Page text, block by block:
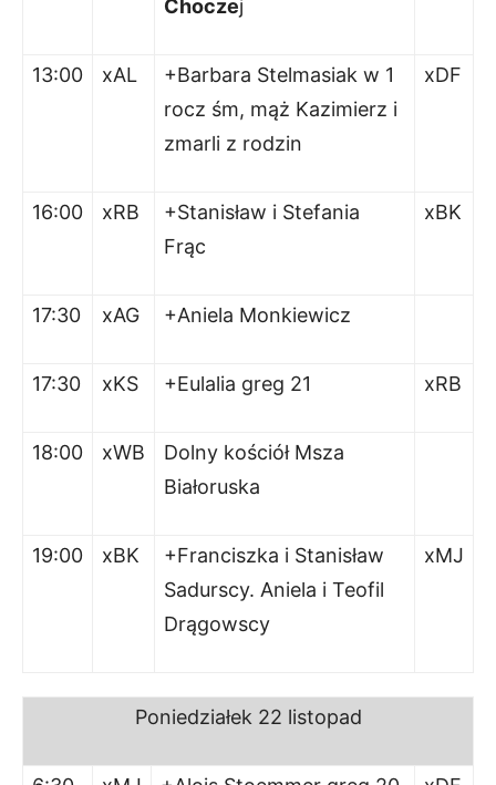
Choczej
13:00 xAL
+Barbara Stelmasiak w 1
rocz śm, mąż Kazimierz i
zmarli z rodzin
xDF
16:00 xRB
+Stanisław i Stefania
Frąc
xBK
17:30 xAG +Aniela Monkiewicz
17:30 xKS +Eulalia greg 21 xRB
18:00 xWB
Dolny kościół Msza
Białoruska
19:00 xBK
+Franciszka i Stanisław
Sadurscy. Aniela i Teofil
Drągowscy
xMJ
Poniedziałek 22 listopad